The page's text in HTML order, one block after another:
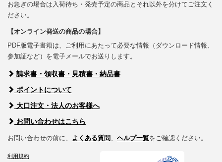
お急ぎの場合は入荷待ち・発売予定の商品とそれ以外を分けてご注文く
ださい。
【オンライン発送の商品の場合】
PDF版電子書籍は、ご利用にあたって必要な情報（ダウンロード情報、
参加証など）を電子メールでお送りします。
請求書・領収書・見積書・納品書
ポイントについて
大口注文・法人のお客様へ
お問い合わせはこちら
お問い合わせの前に、 よくある質問、 ヘルプ一覧をご確認ください。
利用規約